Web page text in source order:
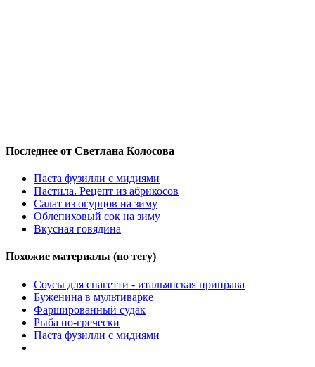
Последнее от Светлана Колосова
Паста фузилли с мидиями
Пастила. Рецепт из абрикосов
Салат из огурцов на зиму
Облепиховый сок на зиму
Вкусная говядина
Похожие материалы (по тегу)
Соусы для спагетти - итальянская приправа
Буженина в мультиварке
Фаршированный судак
Рыба по-гречески
Паста фузилли с мидиями